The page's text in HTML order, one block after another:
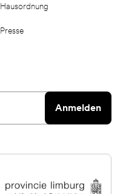
Hausordnung
Presse
Anmelden